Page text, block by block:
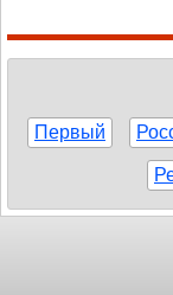
Первый